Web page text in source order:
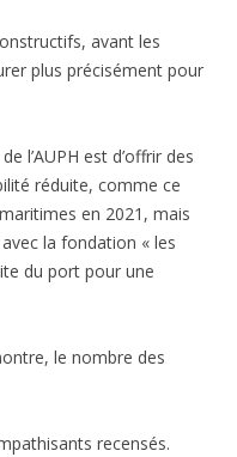
avant les
plus précisément pour
l’AUPH est d’offrir des
réduite, comme ce
en 2021, mais
la fondation « les
du port pour une
le nombre des
recensés.